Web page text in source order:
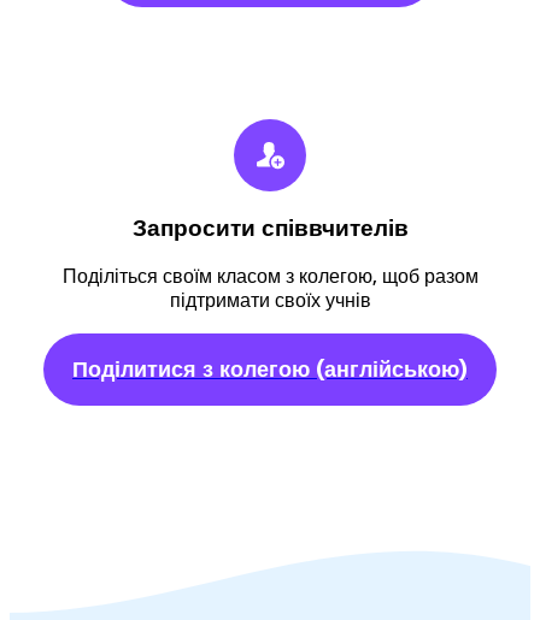
Запросити співвчителів
Поділіться своїм класом з колегою, щоб разом
підтримати своїх учнів
Поділитися з колегою (англійською)